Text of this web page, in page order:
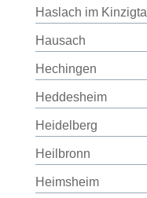
Haslach im Kinzigtal
Hausach
Hechingen
Heddesheim
Heidelberg
Heilbronn
Heimsheim